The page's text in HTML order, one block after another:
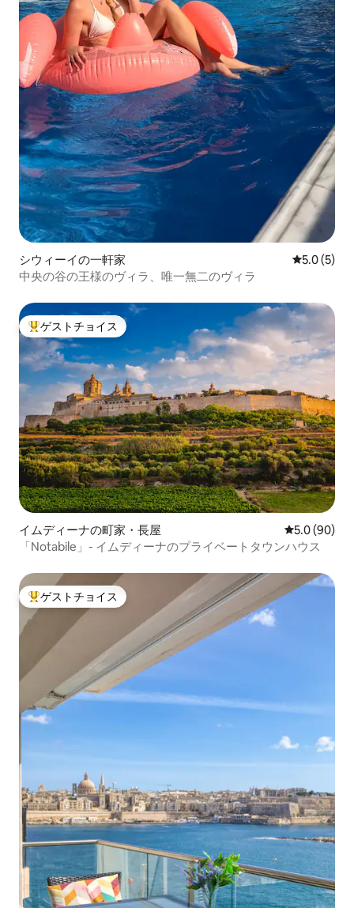
シウィーイの一軒家 レビュー5
5.0 (5)
中央の谷の王様のヴィラ、唯一無二のヴィラ
大好評のゲストチョイスです。
ゲストチョイス
イムディーナの町家・長屋 レビュー90
5.0 (90)
「Notabile」- イムディーナのプライベートタウンハウス
大好評のゲストチョイスです。
ゲストチョイス